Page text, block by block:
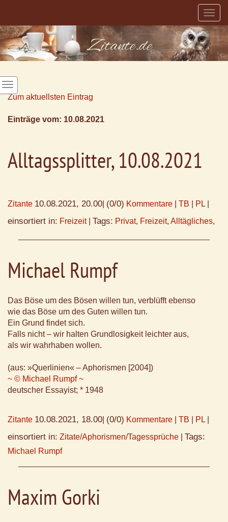
Zum aktuellsten Eintrag
Einträge vom: 10.08.2021
Alltagssplitter, 10.08.2021
Zitante 10.08.2021, 20.00 (0/0) Kommentare TB PL
einsortiert in: Freizeit| Tags: Privat, Freizeit, Alltägliches,
Michael Rumpf
Das Böse um des Bösen willen tun, verblüfft ebenso
wie das Böse um des Guten willen tun.
Ein Grund findet sich.
Falls nicht – wir halten Grundlosigkeit leichter aus,
als wir wahrhaben wollen.
(aus: »Querlinien« – Aphorismen [2004])
~ © Michael Rumpf ~
deutscher Essayist; * 1948
Zitante 10.08.2021, 18.00 (0/0) Kommentare TB PL
einsortiert in: Zitate/Aphorismen/Tagessprüche Tags:
Michael Rumpf
Maxim Gorki